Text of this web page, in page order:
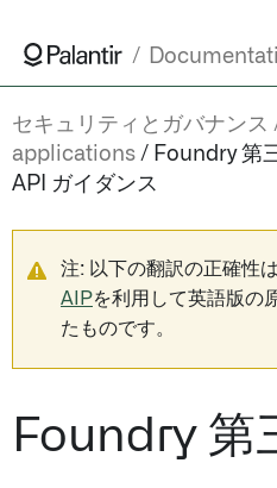
セキュリティとガバナンス
applications
Foundry 第
API ガイダンス
注: 以下の翻訳の正確性
AIPを利用して英語版の
たものです。
Foundry 第